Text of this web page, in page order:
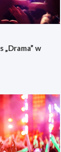
„Drama” w